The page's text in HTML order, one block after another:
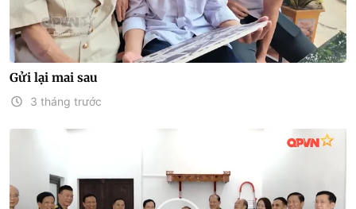
Gửi lại mai sau
3 tháng trước